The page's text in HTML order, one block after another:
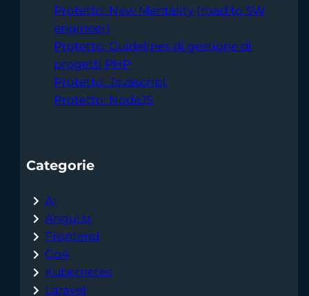
Protetto: New Mentality (road to SW
engineer)
Protetto: Guidelines di gestione di
progetti PHP
Protetto: Javascript
Protetto: NodeJS
Categorie
AI
Angular
Frontend
Go4
Kubernetes
Laravel